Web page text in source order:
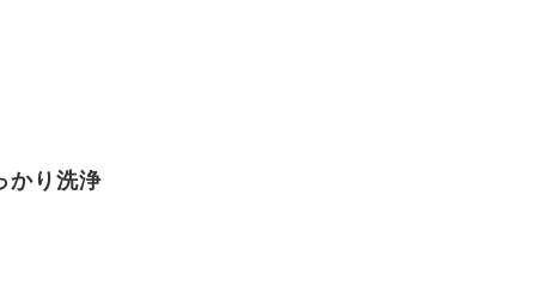
かり洗浄